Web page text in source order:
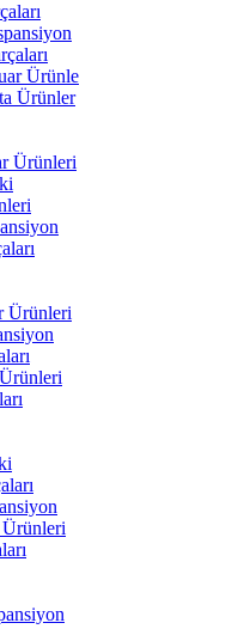
Ürünle
Ürünler
Ürünleri
Ürünleri